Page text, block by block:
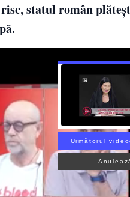
statul român
Următorul